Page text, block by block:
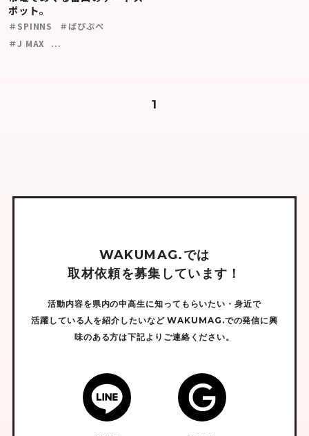
ポット。
＃SPINNS
＃ぱぴぷぺ
＃J MAX
...
1
WAKUMAG.では
取材依頼を募集 してい ます ！
活動内容を県内の中高生に知ってもらいたい・身近で
活躍している人を紹介したいなどWAKUMAG.での発信に興
味のある方は下記よりご連絡ください。